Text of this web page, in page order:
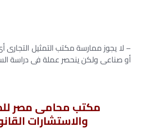
– لا يجوز ممارسة مكتب التمثيل
أو صناعى ولكن ينحصر عملة فى دراسة
مكتب محامى مصر
والاستشارات